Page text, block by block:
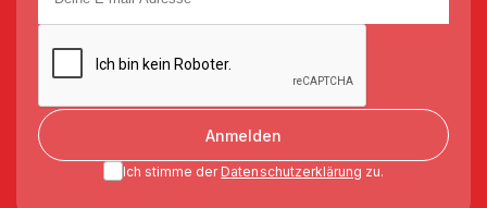
Anmelden
Ich stimme der Datenschutzerklärung zu.